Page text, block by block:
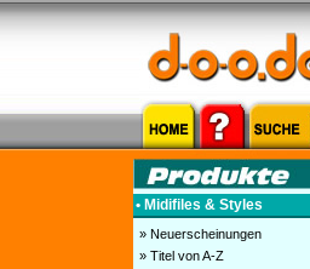
• Midifiles & Styles
» Neuerscheinungen
» Titel von A-Z